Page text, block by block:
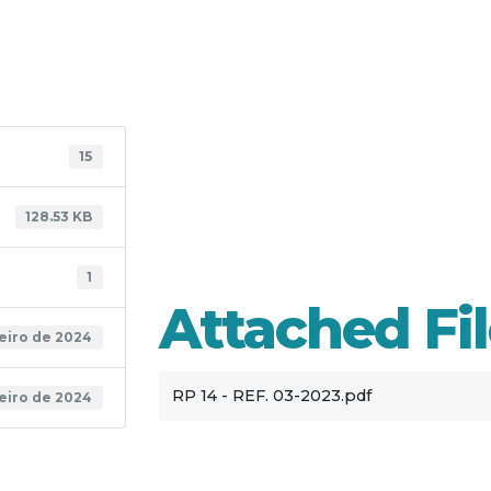
15
128.53 KB
1
de 2024
de 2024
Attached
RP 14 - REF. 03-2023.pdf